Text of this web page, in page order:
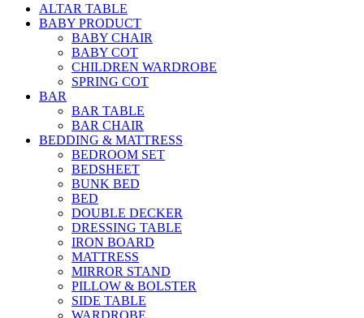
ALTAR TABLE
BABY PRODUCT
BABY CHAIR
BABY COT
CHILDREN WARDROBE
SPRING COT
BAR
BAR TABLE
BAR CHAIR
BEDDING & MATTRESS
BEDROOM SET
BEDSHEET
BUNK BED
BED
DOUBLE DECKER
DRESSING TABLE
IRON BOARD
MATTRESS
MIRROR STAND
PILLOW & BOLSTER
SIDE TABLE
WARDROBE